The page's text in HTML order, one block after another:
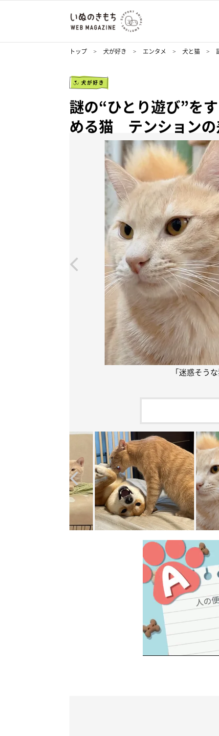
トップ 犬が好き エンタメ 犬と猫
犬が好き
謎の“ひとり遊び”を
める猫 テンションの
「迷惑そう